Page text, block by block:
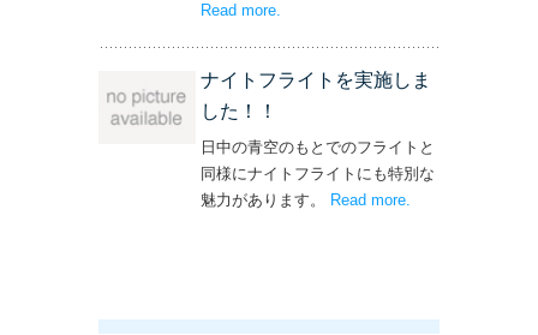
Read more– ‘単独飛行を実施しました！’
.
ナイトフライトを実施しま
した！！
日中の青空のもとでのフライトと
同様にナイトフライトにも特別な
魅力があります。 Read more